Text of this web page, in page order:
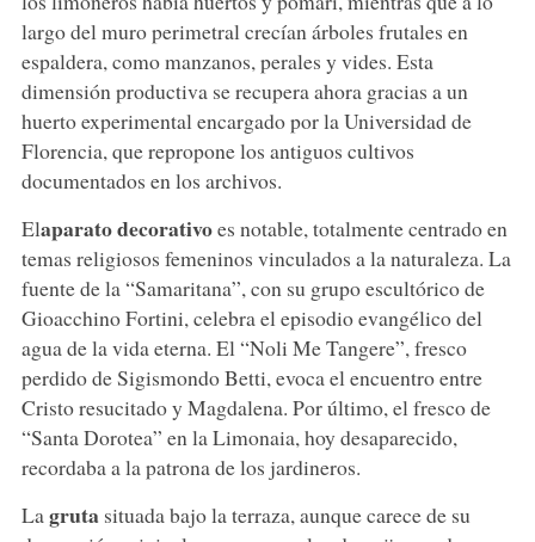
largo del muro perimetral crecían árboles frutales en
espaldera, como manzanos, perales y vides. Esta
dimensión productiva se recupera ahora gracias a un
huerto experimental encargado por la Universidad de
Florencia, que repropone los antiguos cultivos
documentados en los archivos.
Elaparato decorativoes notable, totalmente centrado en
temas religiosos femeninos vinculados a la naturaleza. La
fuente de la “Samaritana”, con su grupo escultórico de
Gioacchino Fortini, celebra el episodio evangélico del
agua de la vida eterna. El “Noli Me Tangere”, fresco
perdido de Sigismondo Betti, evoca el encuentro entre
Cristo resucitado y Magdalena. Por último, el fresco de
“Santa Dorotea” en la Limonaia, hoy desaparecido,
recordaba a la patrona de los jardineros.
Lagruta situada bajo la terraza, aunque carece de su